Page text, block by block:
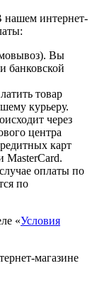
нашем интернет-
Вы
банковской
товар
курьеру.
через
центра
карт
MasterCard.
оплаты по
по
«Условия
магазине